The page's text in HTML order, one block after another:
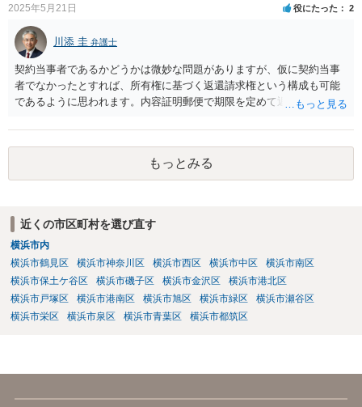
2025年5月21日 役にたった 2
川添 圭 弁護士
契約当事者であるかどうかは微妙な問題がありますが、仮に契約当事
者でなかったとすれば、所有権に基づく返還請求権という構成も可能
であるように思われます。内容証明郵便で期限を定めて返却を求める
といった手段を踏んだ上で、最終的には訴訟を検討すべきではないか
と思われます。ビデオテープが大切な（ある程度費用をかけてでも取
り返したい）ものであれば、弁護士へ相談・依頼することも考えられ
ます。
もっとみる
近くの市区町村を選び直す
横浜市内
横浜市鶴見区
横浜市神奈川区 横浜市西区 横浜市中区
横浜市南区
横浜市保土ケ谷区
横浜市磯子区 横浜市金沢区
横浜市港北区
横浜市戸塚区
横浜市港南区 横浜市旭区 横浜市緑区
横浜市瀬谷区
横浜市栄区
横浜市泉区 横浜市青葉区 横浜市都筑区